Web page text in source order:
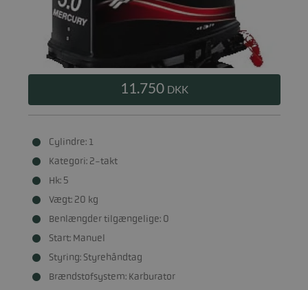
11.750 DKK
Cylindre: 1
Kategori: 2-takt
Hk: 5
Vægt: 20 kg
Benlængder tilgængelige: 0
Start: Manuel
Styring: Styrehåndtag
Brændstofsystem: Karburator